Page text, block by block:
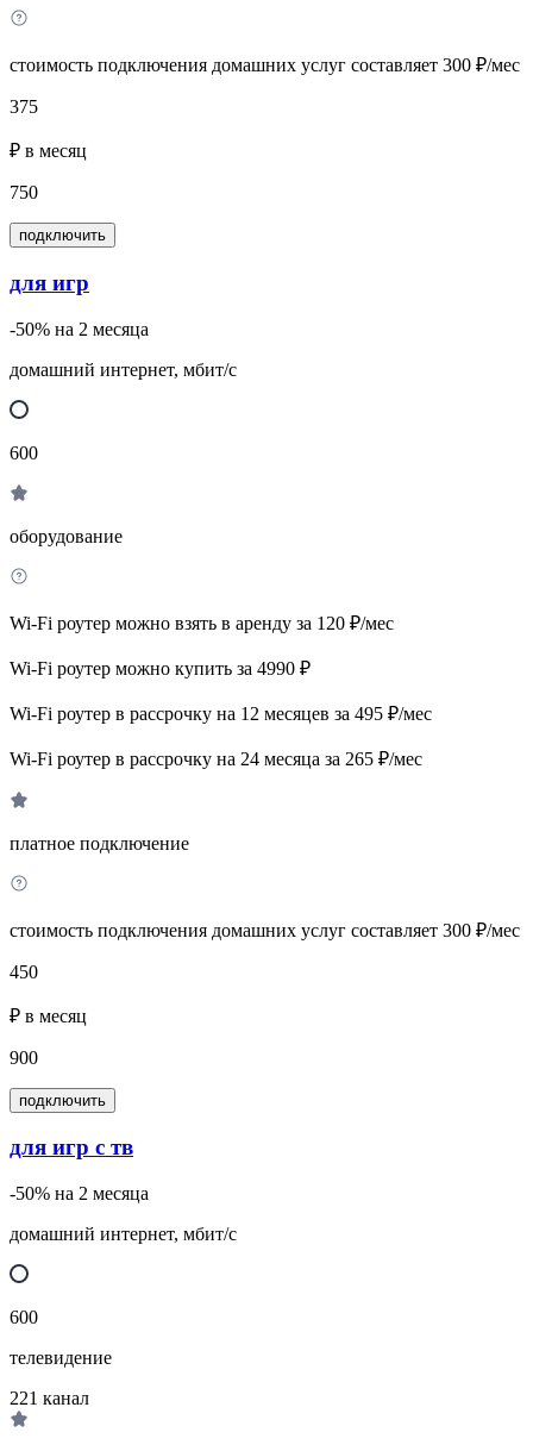
стоимость подключения домашних услуг составляет 300 ₽/мес
375
₽ в месяц
750
подключить
для игр
-50% на 2 месяца
домашний интернет, мбит/с
600
оборудование
Wi-Fi роутер можно взять в аренду за 120 ₽/мес
Wi-Fi роутер можно купить за 4990 ₽
Wi-Fi роутер в рассрочку на 12 месяцев за 495 ₽/мес
Wi-Fi роутер в рассрочку на 24 месяца за 265 ₽/мес
платное подключение
стоимость подключения домашних услуг составляет 300 ₽/мес
450
₽ в месяц
900
подключить
для игр с тв
-50% на 2 месяца
домашний интернет, мбит/с
600
телевидение
221 канал